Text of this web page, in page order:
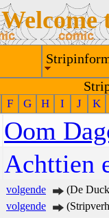
Welcome
F G H I J K
Oom
Achttien
volgende
(De
volgende